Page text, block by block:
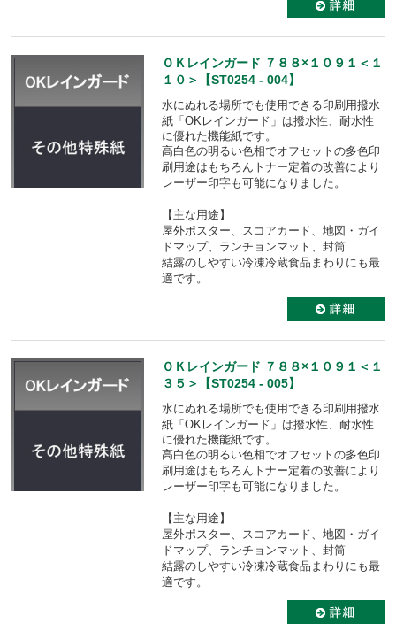
ＯＫレインガード ７８８×１０９１＜１
１０＞【ST0254 - 004】
水にぬれる場所でも使用できる印刷用撥水
紙「OKレインガード」は撥水性、耐水性
に優れた機能紙です。
高白色の明るい色相でオフセットの多色印
刷用途はもちろんトナー定着の改善により
レーザー印字も可能になりました。
【主な用途】
屋外ポスター、スコアカード、地図・ガイ
ドマップ、ランチョンマット、封筒
結露のしやすい冷凍冷蔵食品まわりにも最
適です。
ＯＫレインガード ７８８×１０９１＜１
３５＞【ST0254 - 005】
水にぬれる場所でも使用できる印刷用撥水
紙「OKレインガード」は撥水性、耐水性
に優れた機能紙です。
高白色の明るい色相でオフセットの多色印
刷用途はもちろんトナー定着の改善により
レーザー印字も可能になりました。
【主な用途】
屋外ポスター、スコアカード、地図・ガイ
ドマップ、ランチョンマット、封筒
結露のしやすい冷凍冷蔵食品まわりにも最
適です。